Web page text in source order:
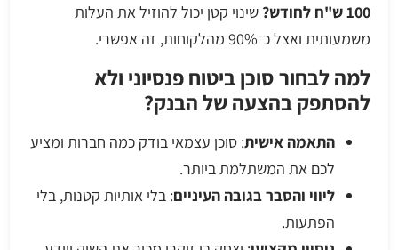
100 ש"ח לחודש?
שינוי קטן יכול להוזיל את העלות
משמעותית ואצל כ־90% מהלקוחות, זה אפשרי.
למה לבחור סוכן ביטוח פנסיוני ולא
להסתפק בהצעה של הבנק?
התאמה אישית: סוכן עצמאי בודק כמה חברות ומציע
לכם את המשתלמת ביותר.
ליווי והסבר בגובה העיניים: בלי אותיות קטנות, בלי
הפתעות.